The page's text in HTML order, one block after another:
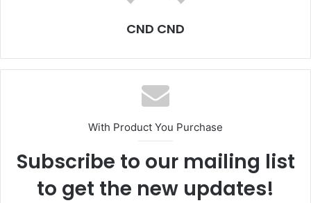
CND CND
With Product You Purchase
Subscribe to our mailing list
to get the new updates!